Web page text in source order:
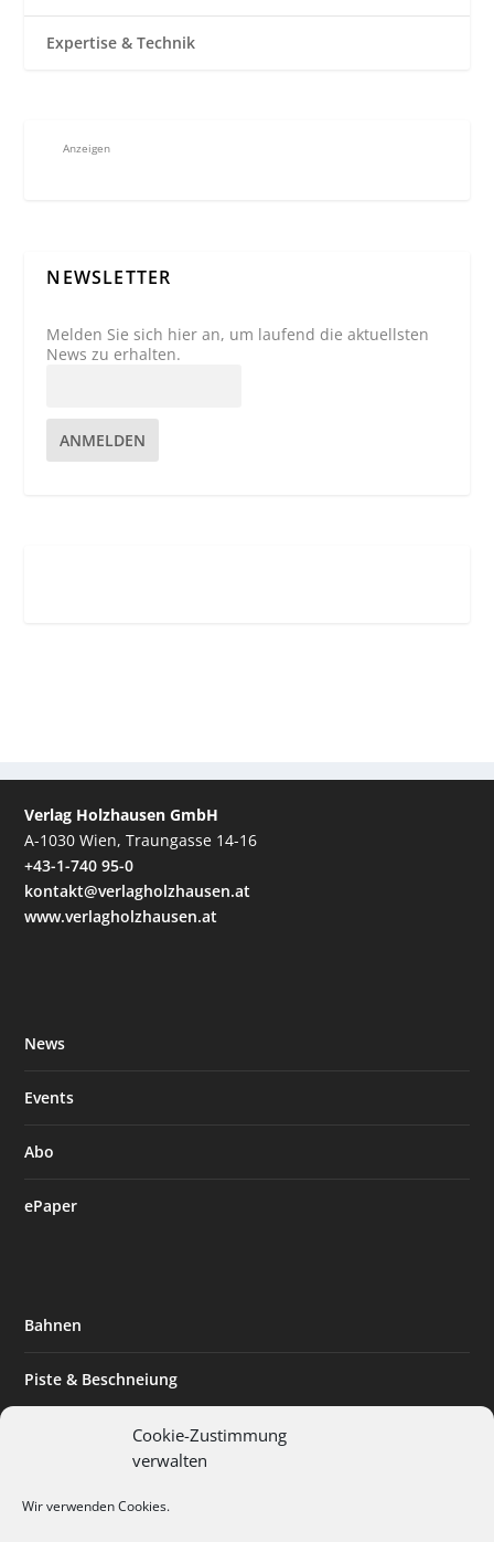
Cookie-Zustimmung
verwalten
Wir verwenden Cookies.
Expertise & Technik
Anzeigen
NEWSLETTER
Melden Sie sich hier an, um laufend die aktuellsten
News zu erhalten.
ANMELDEN
Verlag Holzhausen GmbH
A-1030 Wien, Traungasse 14-16
+43-1-740 95-0
kontakt@verlagholzhausen.at
www.verlagholzhausen.at
News
Events
Abo
ePaper
Bahnen
Piste & Beschneiung